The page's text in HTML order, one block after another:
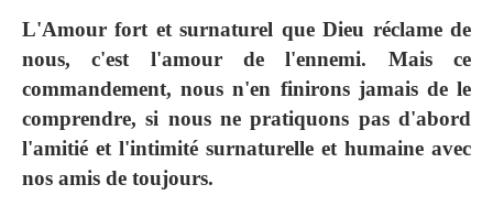
L'Amour fort et surnaturel que Dieu réclame de
nous, c'est l'amour de l'ennemi. Mais ce
commandement, nous n'en finirons jamais de le
comprendre, si nous ne pratiquons pas d'abord
l'amitié et l'intimité surnaturelle et humaine avec
nos amis de toujours.